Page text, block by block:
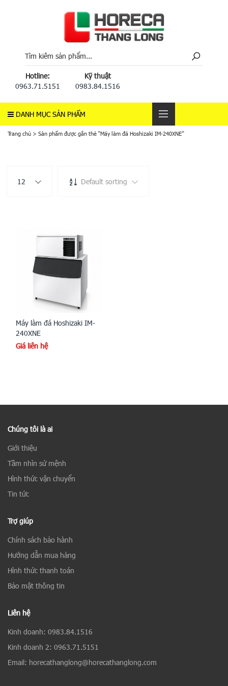
Hotline:
0963.71.5151
Kỹ thuật
0983.84.1516
DANH MỤC SẢN PHẨM
Trang chủ > Sản phẩm được gắn thẻ “Máy làm đá Hoshizaki IM-240XNE”
12 Default sorting
Máy làm đá Hoshizaki IM-
240XNE
Giá liên hệ
Chúng tôi là ai
Giới thiệu
Tầm nhìn sứ mệnh
Hình thức vận chuyển
Tin tức
Trợ giúp
Chính sách bảo hành
Hướng dẫn mua hàng
Hình thức thanh toán
Bảo mật thông tin
Liên hệ
Kinh doanh: 0983.84.1516
Kinh doanh 2: 0963.71.5151
Email: horecathanglong@horecathanglong.com